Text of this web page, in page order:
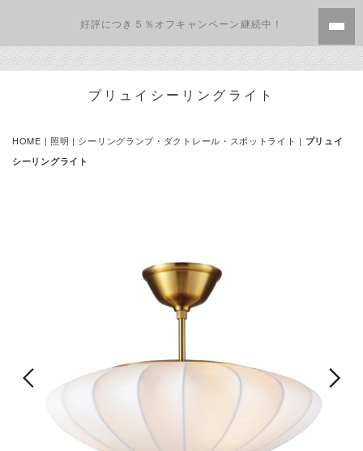
好評につき５％オフキャンペーン継続中！
プリュイシーリングライト
HOME | 照明 | シーリングランプ・ダクトレール・スポットライト | プリュイ
シーリングライト